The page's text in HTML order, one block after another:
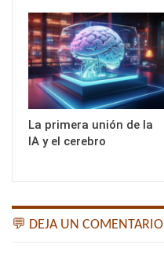
La primera unión de la
IA y el cerebro
💬 DEJA UN COMENTARIO